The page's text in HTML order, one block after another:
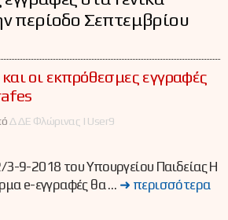
περίοδο Σεπτεμβρίου
και οι εκπρόθεσμες εγγραφές
ΔΔΕ Φλώρινας | User9
9-2018 του Υπουργείου Παιδείας Η
e-εγγραφές θα … ➜ περισσότερα